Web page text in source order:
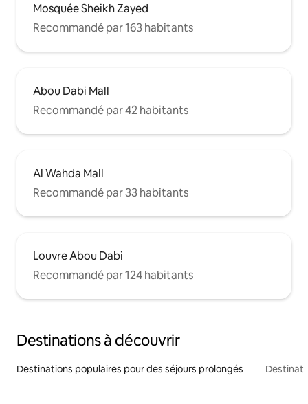
Mosquée Sheikh Zayed
Recommandé par 163 habitants
Abou Dabi Mall
Recommandé par 42 habitants
Al Wahda Mall
Recommandé par 33 habitants
Louvre Abou Dabi
Recommandé par 124 habitants
Destinations à découvrir
Destinations populaires pour des séjours prolongés